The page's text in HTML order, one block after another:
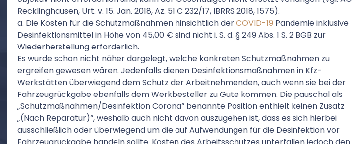
Recklinghausen, Urt. v. 15. Jan. 2018, Az. 51 C 232/17, IBRRS 2018, 1575).
a. Die Kosten für die Schutzmaßnahmen hinsichtlich derCOVID-19 Pandemie inklusive
Desinfektionsmittel in Höhe von 45,00 € sind nicht i. S. d. § 249 Abs. 1 S. 2 BGB zur
Wiederherstellung erforderlich.
Es wurde schon nicht näher dargelegt, welche konkreten Schutzmaßnahmen zu
ergreifen gewesen wären. Jedenfalls dienen Desinfektionsmaßnahmen in Kfz-
Werkstätten überwiegend dem Schutz der Arbeitnehmenden, auch wenn sie bei der
Fahrzeugrückgabe ebenfalls dem Werkbesteller zu Gute kommen. Die pauschal als
„Schutzmaßnahmen/Desinfektion Corona“ benannte Position enthielt keinen Zusatz
„(Nach Reparatur)“, weshalb auch nicht davon auszugehen ist, dass es sich hierbei
ausschließlich oder überwiegend um die auf Aufwendungen für die Desinfektion vor